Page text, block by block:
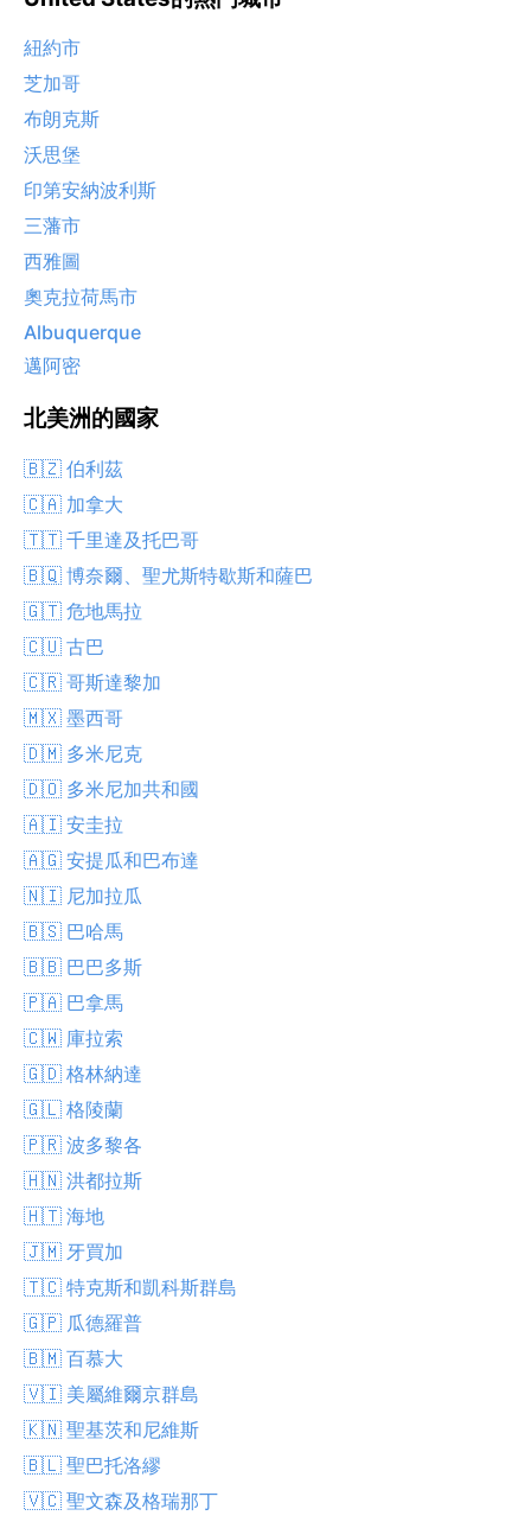
紐約市
芝加哥
布朗克斯
沃思堡
印第安納波利斯
三藩市
西雅圖
奧克拉荷馬市
Albuquerque
邁阿密
北美洲的國家
🇧🇿 伯利茲
🇨🇦 加拿大
🇹🇹 千里達及托巴哥
🇧🇶 博奈爾、聖尤斯特歇斯和薩巴
🇬🇹 危地馬拉
🇨🇺 古巴
🇨🇷 哥斯達黎加
🇲🇽 墨西哥
🇩🇲 多米尼克
🇩🇴 多米尼加共和國
🇦🇮 安圭拉
🇦🇬 安提瓜和巴布達
🇳🇮 尼加拉瓜
🇧🇸 巴哈馬
🇧🇧 巴巴多斯
🇵🇦 巴拿馬
🇨🇼 庫拉索
🇬🇩 格林納達
🇬🇱 格陵蘭
🇵🇷 波多黎各
🇭🇳 洪都拉斯
🇭🇹 海地
🇯🇲 牙買加
🇹🇨 特克斯和凱科斯群島
🇬🇵 瓜德羅普
🇧🇲 百慕大
🇻🇮 美屬維爾京群島
🇰🇳 聖基茨和尼維斯
🇧🇱 聖巴托洛繆
🇻🇨 聖文森及格瑞那丁